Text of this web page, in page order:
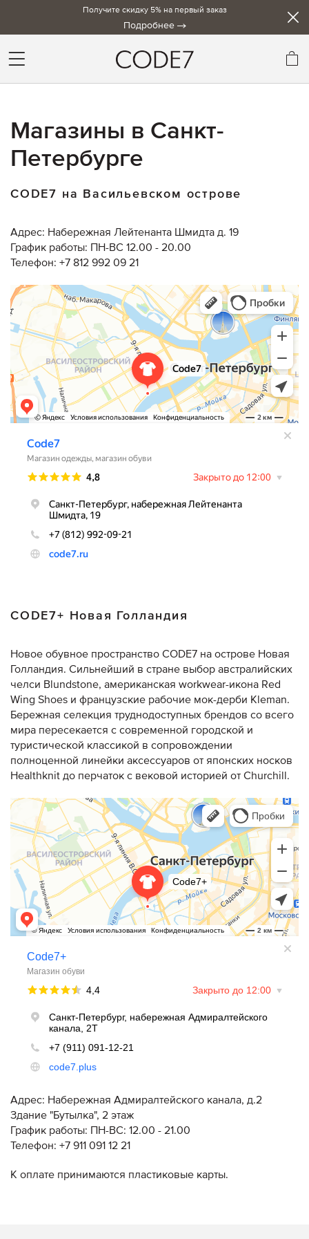
Получите скидку 5% на первый заказ
Подробнее
Магазины в Санкт-
Петербурге
CODE7 на Васильевском острове
Адрес: Набережная Лейтенанта Шмидта д. 19
График работы: ПН-ВС 12.00 - 20.00
Телефон: +7 812 992 09 21
CODE7+ Новая Голландия
Новое обувное пространство CODE7 на острове Новая
Голландия. Сильнейший в стране выбор австралийских
челси Blundstone, американская workwear-икона Red
Wing Shoes и французские рабочие мок-дерби Kleman.
Бережная селекция труднодоступных брендов со всего
мира пересекается с современной городской и
туристической классикой в сопровождении
полноценной линейки аксессуаров от японских носков
Healthknit до перчаток с вековой историей от Churchill.
Адрес: Набережная Адмиралтейского канала, д.2
Здание "Бутылка", 2 этаж
График работы: ПН-ВС: 12.00 - 21.00
Телефон: +7 911 091 12 21
К оплате принимаются пластиковые карты.